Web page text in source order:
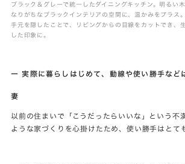
ブラック＆グレーで統一したダイニングキッチン。明るい
なりがちなブラックインテリアの空間に、温かみをプラス
手元を隠したことで、リビングからの目線をカットでき、
した印象に。
ー 実際に暮らしはじめて、動線や使い勝手など
妻
以前の住まいで「こうだったらいいな」という不
ような家づくりを心掛けたため、使い勝手はとて